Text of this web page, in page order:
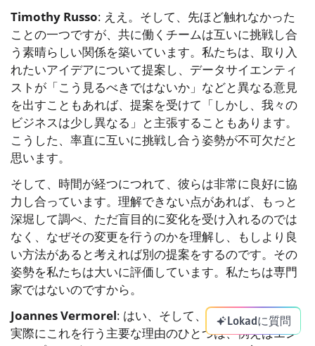
Timothy Russo: ええ。そして、先ほど触れなかった
ことの一つですが、共に働くチームは互いに挑戦し合
う素晴らしい関係を築いています。私たちは、取り入
れたいアイデアについて提案し、データサイエンティ
ストが「こう見るべきではないか」などと異なる意見
を出すこともあれば、提案を受けて「しかし、我々の
ビジネスは少し異なる」と主張することもあります。
こうした、率直に互いに挑戦し合う姿勢が不可欠だと
思います。
そして、時間が経つにつれて、彼らは非常に良好に協
力し合っています。理解できない点があれば、もっと
深堀して調べ、ただ盲目的に変化を受け入れるのでは
なく、なぜその変更を行うのかを理解し、もしより良
い方法があると考えれば別の提案をするのです。その
姿勢を私たちは大いに評価しています。私たちは専門
家ではないのですから。
Joannes Vermorel: はい、そして、そして、さらに、
実際にこれを行う主要な理由のひとつは、例えばエン
Lokadに質問